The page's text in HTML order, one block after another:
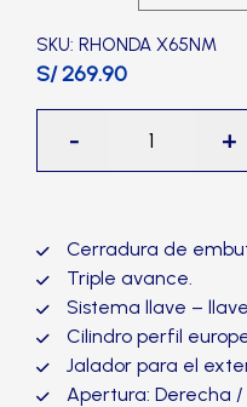
Manillones
Otros
Perillas
SCOLTA
SKU: RHONDA X65NM
S/ 269.90
-
Rhonda
X65,
negro
mate-
TRVX
cantidad
+
Cerradura de
Triple avance.
Sistema llave –
Cilindro perfil
Jalador para el
Apertura: Derecha /